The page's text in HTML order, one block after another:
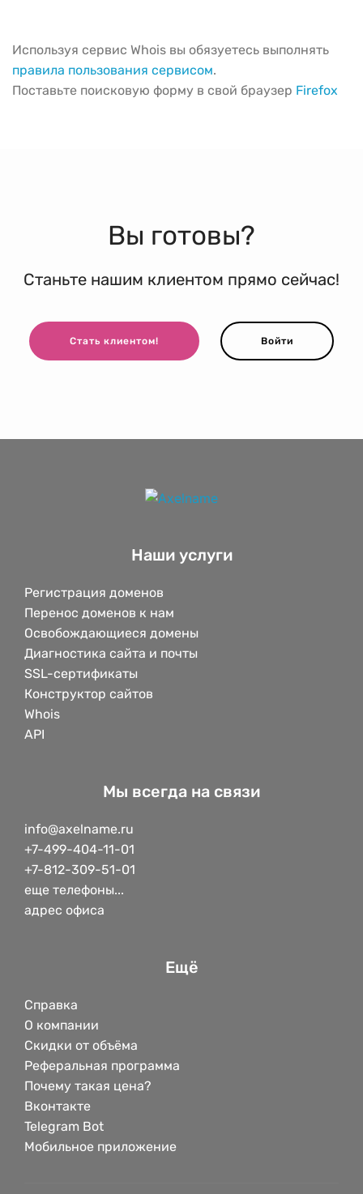
Используя сервис Whois вы обязуетесь выполнять
правила пользования сервисом.
Поставьте поисковую форму в свой браузер Firefox
Вы готовы?
Станьте нашим клиентом прямо сейчас!
Стать клиентом! Войти
Наши услуги
Регистрация доменов
Перенос доменов к нам
Освобождающиеся домены
Диагностика сайта и почты
SSL-сертификаты
Конструктор сайтов
Whois
API
Мы всегда на связи
info@axelname.ru
+7-499-404-11-01
+7-812-309-51-01
еще телефоны...
адрес офиса
Ещё
Справка
О компании
Скидки от объёма
Реферальная программа
Почему такая цена?
Вконтакте
Telegram Bot
Мобильное приложение